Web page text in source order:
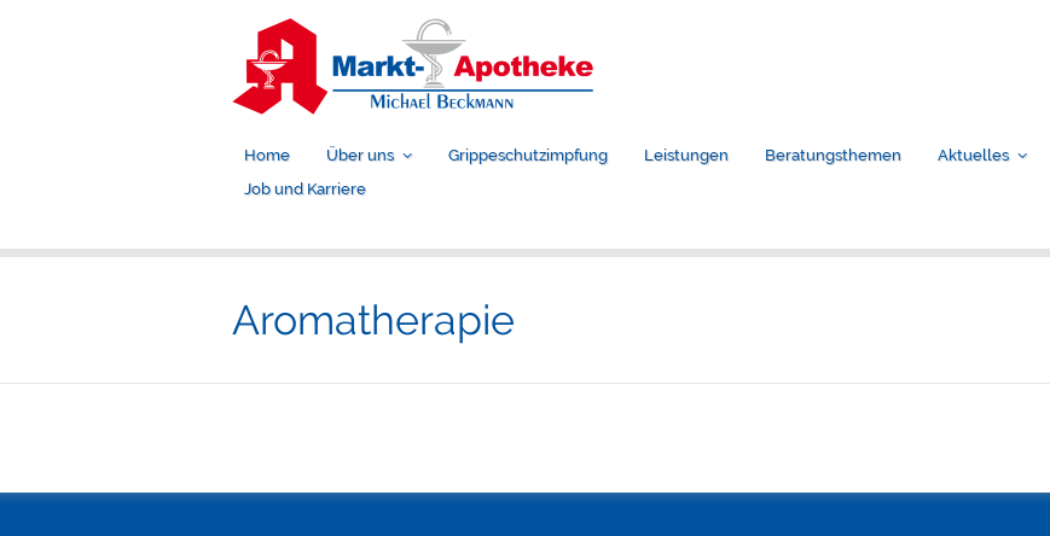
Home Über uns Grippeschutzimpfung Leistungen Beratungsthemen Aktuelles
Job und Karriere
Aromatherapie